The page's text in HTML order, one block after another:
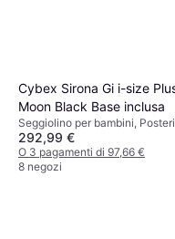
Cybex Sirona Gi i-size
Moon Black Base inclusa
Seggiolino per bambini,
UN R129, i-Size, Poggiatesta
regolabile, Riduttore per
neonato incluso, Protezione
292,99 €
O 3 pagamenti di 97,66 €
8 negozi